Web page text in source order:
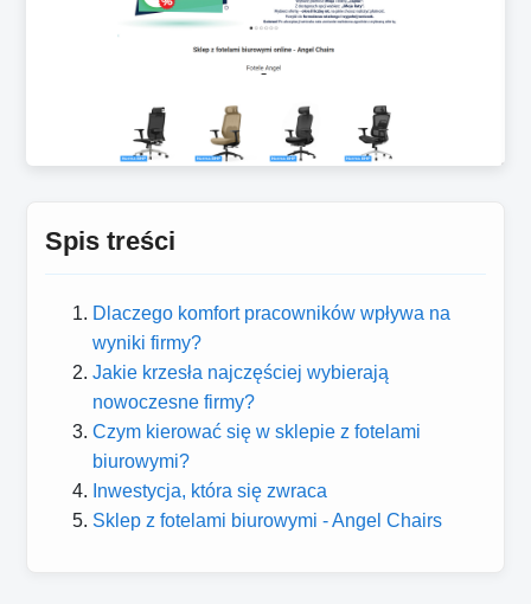
Spis treści
Dlaczego komfort pracowników wpływa na
wyniki firmy?
Jakie krzesła najczęściej wybierają
nowoczesne firmy?
Czym kierować się w sklepie z fotelami
biurowymi?
Inwestycja, która się zwraca
Sklep z fotelami biurowymi - Angel Chairs